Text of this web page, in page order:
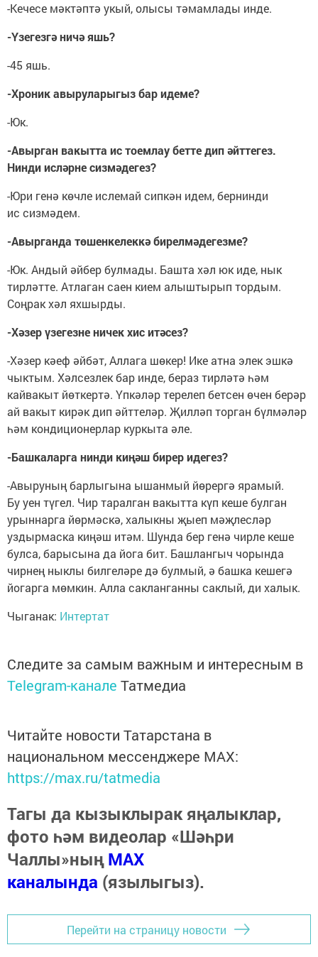
-Кечесе мәктәптә укый, олысы тәмамлады инде.
-Үзегезгә ничә яшь?
-45 яшь.
-Хроник авыруларыгыз бар идеме?
-Юк.
-Авырган вакытта ис тоемлау бетте дип әйттегез.
Нинди исләрне сизмәдегез?
-Юри генә көчле ислемай сипкән идем, бернинди
ис сизмәдем.
-Авырганда төшенкелеккә бирелмәдегезме?
-Юк. Андый әйбер булмады. Башта хәл юк иде, нык
тирләтте. Атлаган саен кием алыштырып тордым.
Соңрак хәл яхшырды.
-Хәзер үзегезне ничек хис итәсез?
-Хәзер кәеф әйбәт, Аллага шөкер! Ике атна элек эшкә
чыктым. Хәлсезлек бар инде, бераз тирләтә һәм
кайвакыт йөткертә. Үпкәләр терелеп бетсен өчен берәр
ай вакыт кирәк дип әйттеләр. Җилләп торган бүлмәләр
һәм кондиционерлар куркыта әле.
-Башкаларга нинди киңәш бирер идегез?
-Авыруның барлыгына ышанмый йөрергә ярамый.
Бу уен түгел. Чир таралган вакытта күп кеше булган
урыннарга йөрмәскә, халыкны җыеп мәҗлесләр
уздырмаска киңәш итәм. Шунда бер генә чирле кеше
булса, барысына да йога бит. Башлангыч чорында
чирнең ныклы билгеләре дә булмый, ә башка кешегә
йогарга мөмкин. Алла сакланганны саклый, ди халык.
Чыганак: Интертат
Следите за самым важным и интересным в
Telegram-канале Татмедиа
Читайте новости Татарстана в
национальном мессенджере MАХ:
https://max.ru/tatmedia
Тагы да кызыклырак яңалыклар,
фото һәм видеолар «Шәһри
Чаллы»ныңMAX
каналында (язылыгыз).
Перейти на страницу новости